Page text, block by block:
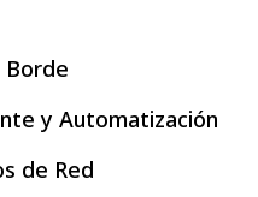
Borde
y Automatización
de Red